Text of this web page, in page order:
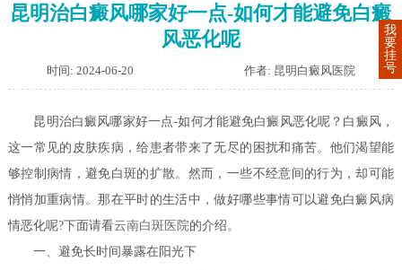
昆明治白癜风哪家好一点-如何才能避免白癜
风恶化呢
时间: 2024-06-20 作者: 昆明白癜风医院
昆明治白癜风哪家好一点-如何才能避免白癜风恶化呢？白癜风，
这一常见的皮肤疾病，给患者带来了无尽的困扰和痛苦。他们渴望能
够控制病情，避免白斑的扩散。然而，一些不经意间的行为，却可能
悄悄加重病情。那在平时的生活中，做好哪些事情可以避免白癜风病
情恶化呢?下面请看云南白斑医院的介绍。
一、避免长时间暴露在阳光下
我
要
挂
号